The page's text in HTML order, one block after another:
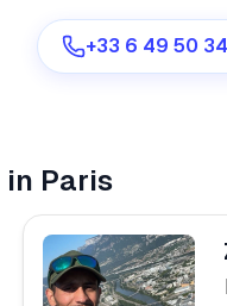
+33 6 49 50
in Paris